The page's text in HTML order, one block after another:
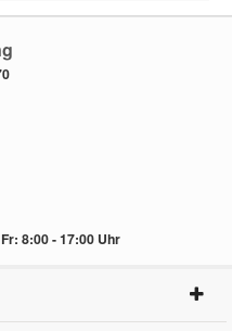
8:00 - 17:00 Uhr